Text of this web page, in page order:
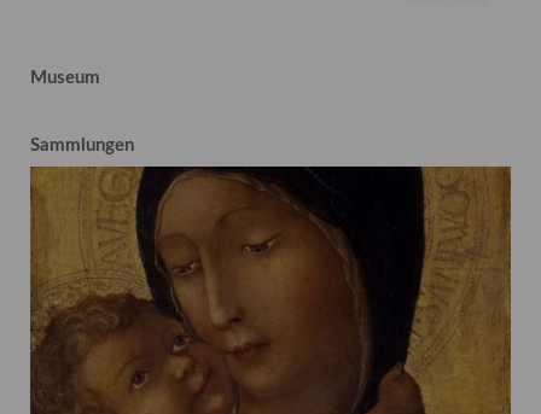
fantastische
Gerhard
Altenbourg
–
Ausstellung
zum
100.
Geburtstag
Museum
Sammlungen